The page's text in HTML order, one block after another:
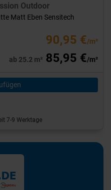
Outdoor
Matt Eben Sensitech
90,95 €/m²
ab 25.2 m² 85,95 €/m²
7-9 Werktage